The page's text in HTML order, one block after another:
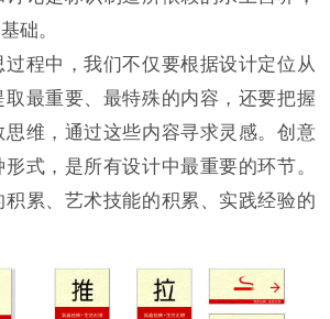
础。
程中，我们不仅要根据设计定位从
最重要、最特殊的内容，还要把握
维，通过这些内容寻求灵感。创意
式，是所有设计中最重要的环节。
累、艺术技能的积累、实践经验的